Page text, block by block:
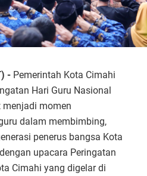
- Pemerintah Kota Cimahi
Hari Guru Nasional
menjadi momen
dalam membimbing,
penerus bangsa Kota
upacara Peringatan
Cimahi yang digelar di